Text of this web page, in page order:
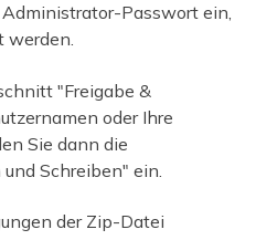
Passwort ein,
werden.
"Freigabe &
oder Ihre
Sie dann die
Schreiben" ein.
der Zip-Datei